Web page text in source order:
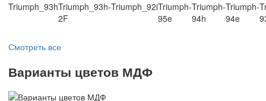
Triumph_93hTriumph_93h-
2F
Triumph_92iTriumph-
95e
Triumph-
94h
Triumph-
94e
Смотреть все
Варианты цветов МДФ